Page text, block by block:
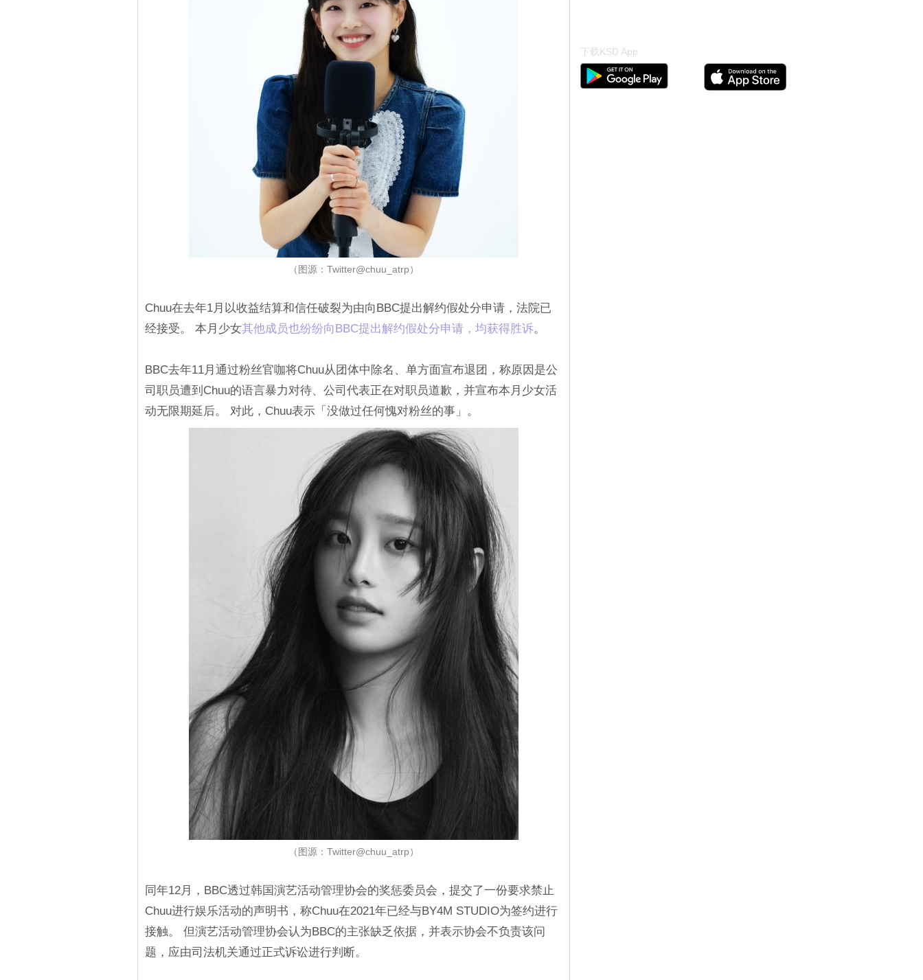
（图源：Twitter@chuu_atrp）
Chuu在去年1月以收益结算和信任破裂为由向BBC提出解约假处分申请，法院已
经接受。 本月少女其他成员也纷纷向BBC提出解约假处分申请，均获得胜诉。
BBC去年11月通过粉丝官咖将Chuu从团体中除名、单方面宣布退团，称原因是公
司职员遭到Chuu的语言暴力对待、公司代表正在对职员道歉，并宣布本月少女活
动无限期延后。 对此，Chuu表示「没做过任何愧对粉丝的事」。
（图源：Twitter@chuu_atrp）
同年12月，BBC透过韩国演艺活动管理协会的奖惩委员会，提交了一份要求禁止
Chuu进行娱乐活动的声明书，称Chuu在2021年已经与BY4M STUDIO为签约进行
接触。 但演艺活动管理协会认为BBC的主张缺乏依据，并表示协会不负责该问
题，应由司法机关通过正式诉讼进行判断。
下载KSD App